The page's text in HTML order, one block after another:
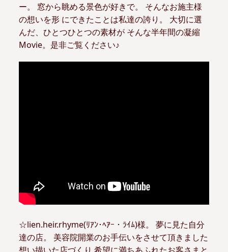
ー。 窓から眺める景色が好きで。 そんなお施主様
の想いを形 にできたことは私達の誇り。 大切に選
んだ、ひとつひとつの素材が そんな半年間の凝縮
Movie。是非ご覧ください♪
☆lien.heir.rhyme(ﾘｱﾝ･ﾍｱｰ・ﾗｲﾑ)様。 夢に見た自分
達の店。 美容院開業のお手伝いをさせて頂きました